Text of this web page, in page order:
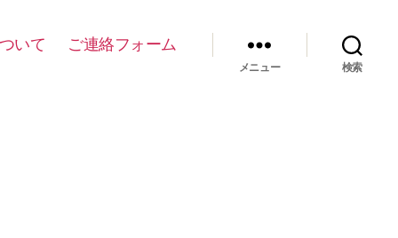
いて ご連絡フォーム
メニュー 検索